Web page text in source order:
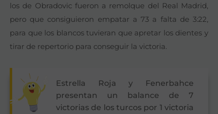
los de Obradovic fueron a remolque del Real Madrid,
pero que consiguieron empatar a 73 a falta de 3:22,
para que los blancos tuvieran que apretar los dientes y
tirar de repertorio para conseguir la victoria.
Estrella Roja y Fenerbahce
presentan un balance de 7
victorias de los turcos por 1 victoria